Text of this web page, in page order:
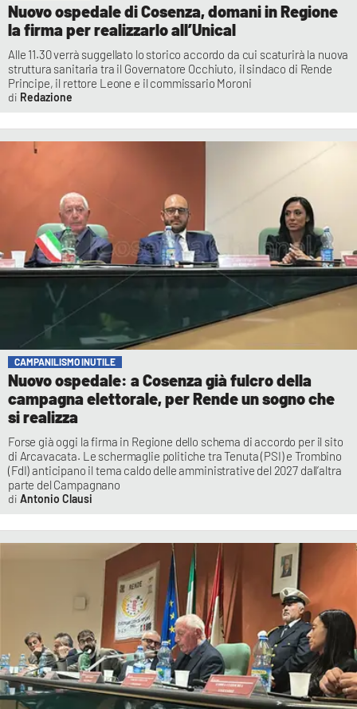
Nuovo ospedale di Cosenza, domani in Regione
la firma per realizzarlo all’Unical
Alle 11.30 verrà suggellato lo storico accordo da cui scaturirà la nuova
struttura sanitaria tra il Governatore Occhiuto, il sindaco di Rende
Principe, il rettore Leone e il commissario Moroni
Redazione
CAMPANILISMO INUTILE
Nuovo ospedale: a Cosenza già fulcro della
campagna elettorale, per Rende un sogno che
si realizza
Forse già oggi la firma in Regione dello schema di accordo per il sito
di Arcavacata. Le schermaglie politiche tra Tenuta (PSI) e Trombino
(FdI) anticipano il tema caldo delle amministrative del 2027 dall’altra
parte del Campagnano
Antonio Clausi